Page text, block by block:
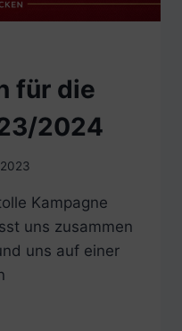
für die
2024
Kampagne
uns zusammen
uns auf einer